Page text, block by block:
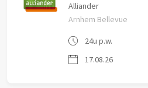
Alliander
Arnhem Bellevue
24u p.w.
17.08.26